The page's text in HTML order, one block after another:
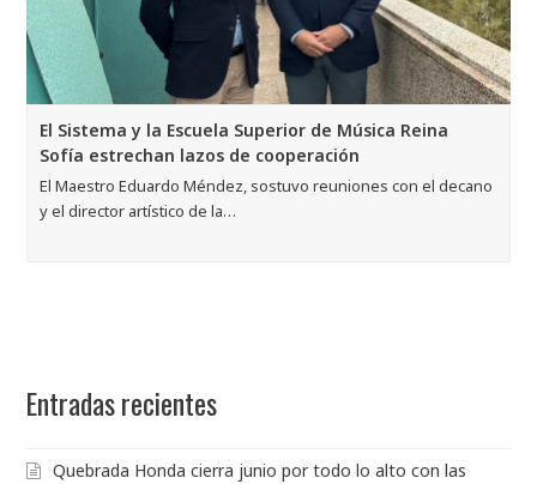
El Sistema y la Escuela Superior de Música Reina
Sofía estrechan lazos de cooperación
El Maestro Eduardo Méndez, sostuvo reuniones con el decano
y el director artístico de la…
Entradas recientes
Quebrada Honda cierra junio por todo lo alto con las